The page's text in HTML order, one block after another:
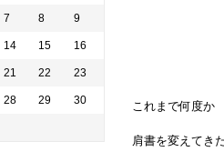
7 8 9
14 15 16
21 22 23
28 29 30 これまで何度か
肩書を変えてき